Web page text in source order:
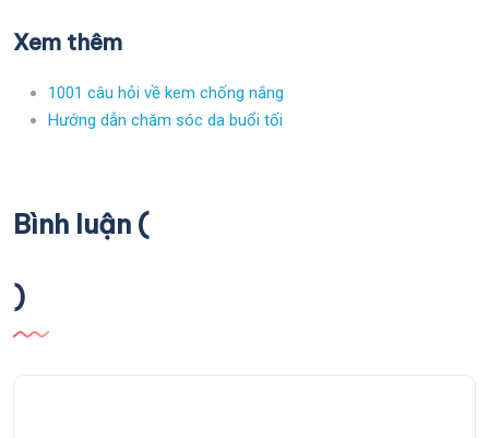
Xem thêm
1001 câu hỏi về kem chống nắng
Hướng dẫn chăm sóc da buổi tối
Bình luận (
)